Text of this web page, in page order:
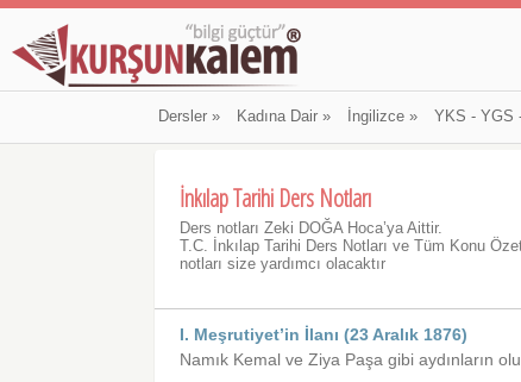
Dersler» Kadına Dair» İngilizce» YKS - YGS
İnkılap Tarihi Ders Notları
Ders notları Zeki DOĞA Hoca’ya Aittir.
T.C. İnkılap Tarihi Ders Notları ve Tüm Konu
notları size yardımcı olacaktır
I. Meşrutiyet’in İlanı (23 Aralık 1876)
Namık Kemal ve Ziya Paşa gibi aydınların